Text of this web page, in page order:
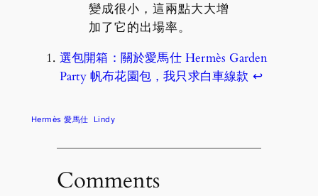
變成很小，這兩點大大增
加了它的出場率。
選包開箱：關於愛馬仕 Hermès Garden
Party 帆布花園包，我只求白車線款 ↩︎
Hermès 愛馬仕 Lindy
Comments